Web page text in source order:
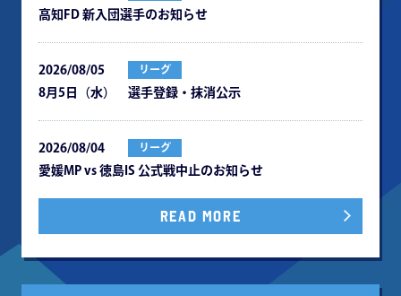
⾼知FD 新⼊団選⼿のお知らせ
2026/08/05 リーグ
8月5日（水） 選手登録・抹消公示
2026/08/04 リーグ
愛媛MP vs 徳島IS 公式戦中⽌のお知らせ
READ MORE